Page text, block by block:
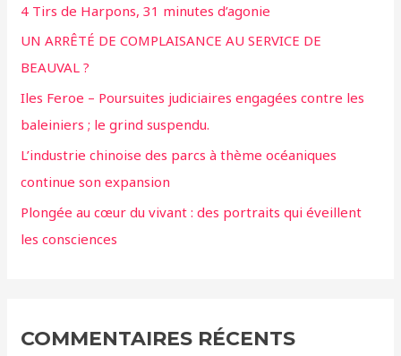
c
h
e
r
:
4 Tirs de Harpons, 31 minutes d’agonie
UN ARRÊTÉ DE COMPLAISANCE AU SERVICE DE
BEAUVAL ?
Iles Feroe – Poursuites judiciaires engagées contre les
baleiniers ; le grind suspendu.
L’industrie chinoise des parcs à thème océaniques
continue son expansion
Plongée au cœur du vivant : des portraits qui éveillent
les consciences
COMMENTAIRES RÉCENTS